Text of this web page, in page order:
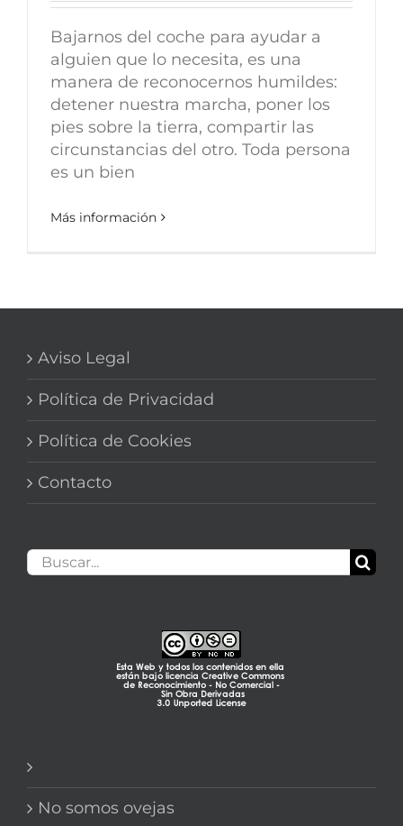
Bajarnos del coche para ayudar a
alguien que lo necesita, es una
manera de reconocernos humildes:
detener nuestra marcha, poner los
pies sobre la tierra, compartir las
circunstancias del otro. Toda persona
es un bien
Más información
Aviso Legal
Política de Privacidad
Política de Cookies
Contacto
Buscar:
No somos ovejas